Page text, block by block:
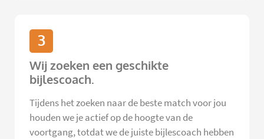
3
Wij zoeken een geschikte
bijlescoach.
Tijdens het zoeken naar de beste match voor jou
houden we je actief op de hoogte van de
voortgang, totdat we de juiste bijlescoach hebben